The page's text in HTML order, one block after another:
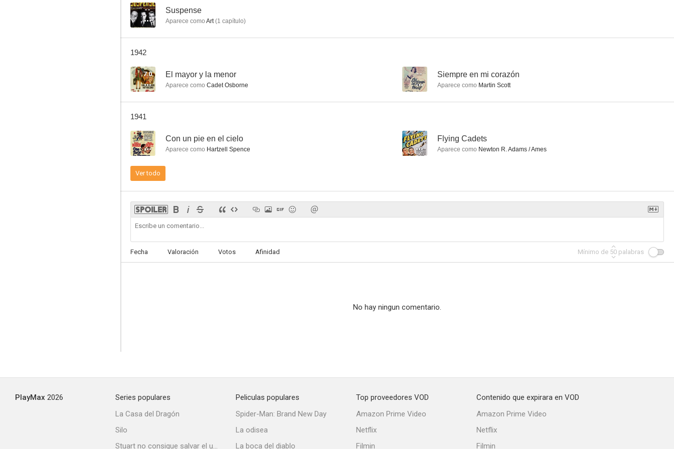
-- Suspense
Aparece como Art(1 capítulo)
1942
7.0 El mayor y la menor
Aparece como Cadet Osborne
-- Siempre en mi corazón
Aparece como Martin Scott
1941
-- Con un pie en el cielo
Aparece como Hartzell Spence
-- Flying Cadets
Aparece como Newton R. Adams / Ames
Ver todo
Fecha Valoración Votos Afinidad Mínimo de 50 palabras
No hay ningun comentario.
PlayMax 2026
Series populares
La Casa del Dragón
Silo
Stuart no consigue salvar el universo
Peliculas populares
Spider-Man: Brand New Day
La odisea
La boca del diablo
Top proveedores VOD
Amazon Prime Video
Netflix
Filmin
Contenido que expirara en VOD
Amazon Prime Video
Netflix
Filmin